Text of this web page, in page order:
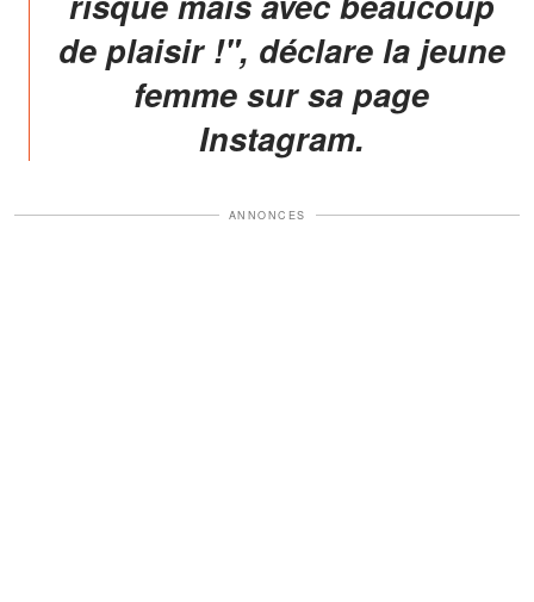
de plaisir !", déclare la jeune
femme sur sa page
Instagram.
ANNONCES